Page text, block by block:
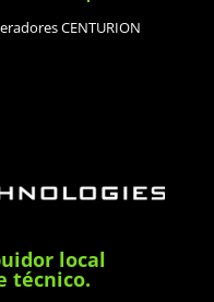
CENTURION
local
técnico.